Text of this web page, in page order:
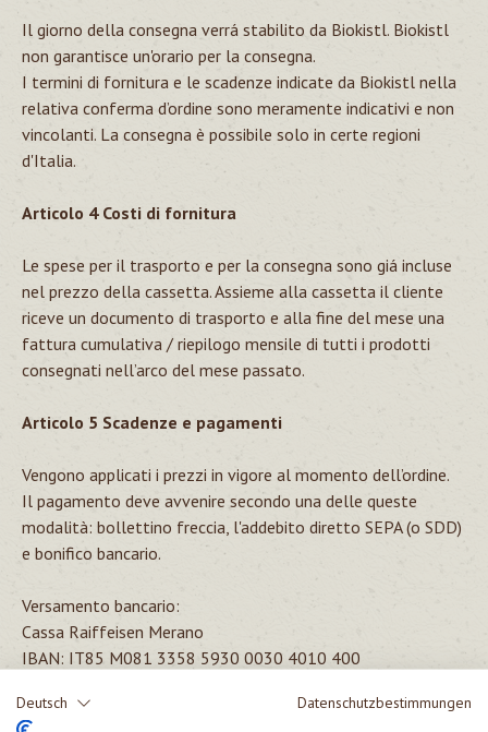
Deutsch Datenschutzbestimmungen
Il giorno della consegna verrá stabilito da Biokistl. Biokistl
non garantisce un'orario per la consegna.
I termini di fornitura e le scadenze indicate da Biokistl nella
relativa conferma d’ordine sono meramente indicativi e non
vincolanti. La consegna è possibile solo in certe regioni
d'Italia.
Articolo 4 Costi di fornitura
Le spese per il trasporto e per la consegna sono giá incluse
nel prezzo della cassetta. Assieme alla cassetta il cliente
riceve un documento di trasporto e alla fine del mese una
fattura cumulativa / riepilogo mensile di tutti i prodotti
consegnati nell’arco del mese passato.
Articolo 5 Scadenze e pagamenti
Vengono applicati i prezzi in vigore al momento dell’ordine.
Il pagamento deve avvenire secondo una delle queste
modalità: bollettino freccia, l'addebito diretto SEPA (o SDD)
e bonifico bancario.
Versamento bancario:
Cassa Raiffeisen Merano
IBAN: IT85 M081 3358 5930 0030 4010 400
Articolo 6 Garanzia e responsabilità